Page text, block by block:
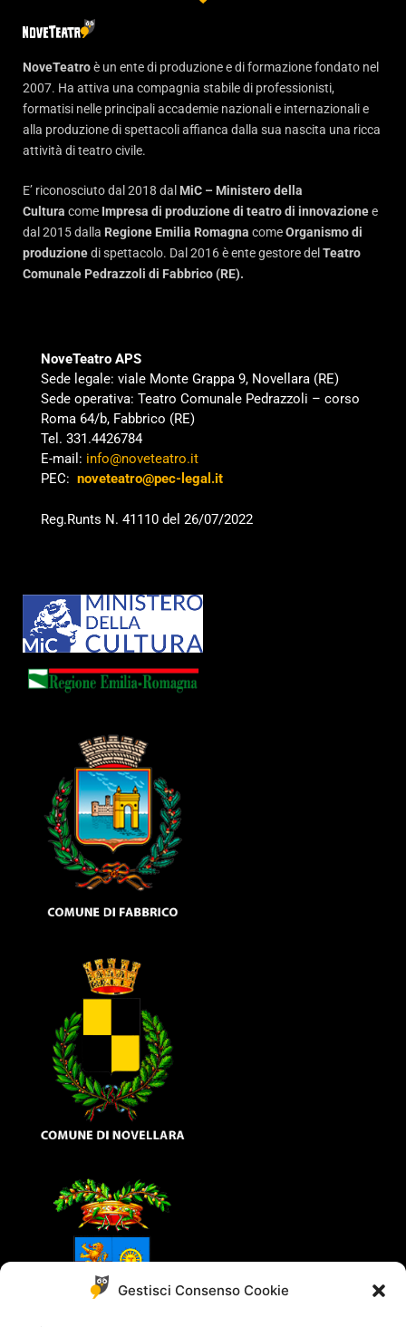
Gestisci Consenso Cookie
NoveTeatroè un ente di produzione e di formazione fondato nel
2007. Ha attiva una compagnia stabile di professionisti,
formatisi nelle principali accademie nazionali e internazionali e
alla produzione di spettacoli affianca dalla sua nascita una ricca
attività di teatro civile.
E’ riconosciuto dal 2018 dal MiC – Ministero della
Cultura come Impresa di produzione di teatro di innovazionee
dal 2015 dalla Regione Emilia Romagna comeOrganismo di
produzionedi spettacolo. Dal 2016 è ente gestore del Teatro
Comunale Pedrazzoli di Fabbrico (RE).
NoveTeatro APS
Sede legale: viale Monte Grappa 9, Novellara (RE)
Sede operativa: Teatro Comunale Pedrazzoli – corso
Roma 64/b, Fabbrico (RE)
Tel. 331.4426784
E-mail: info@noveteatro.it
PEC: noveteatro@pec-legal.it
Reg.Runts N. 41110 del 26/07/2022